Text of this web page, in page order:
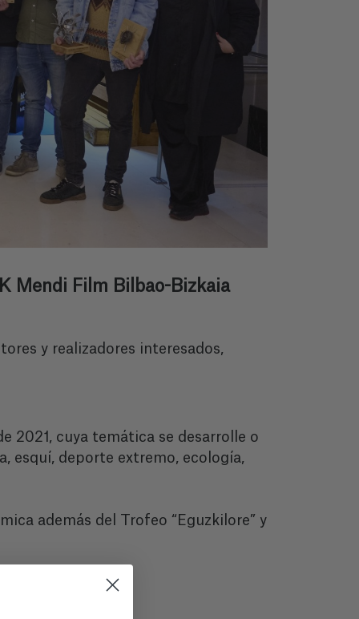
Mendi Film Bilbao-Bizkaia
y realizadores interesados,
2021, cuya temática se desarrolle o
esquí, deporte extremo, ecología,
además del Trofeo “Eguzkilore” y